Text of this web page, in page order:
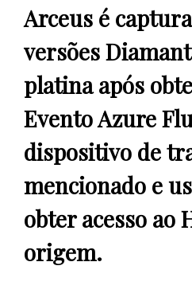
Arceus é
versões
platina após
Evento Azure
dispositivo de
mencionado e
obter acesso ao
origem.